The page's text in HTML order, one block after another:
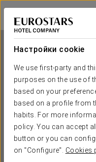
Настройки cookie
We use first-party and
purposes on the use of
based on your
based on a profile from
habits. For more
policy. You can accept
button or you can
on "Configure". Cookies
Tandem El Patio
КОРДОВА